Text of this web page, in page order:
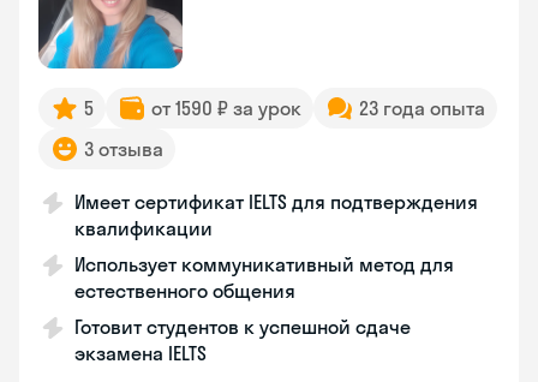
5 от 1590 ₽ за урок
23 года опыта
3 отзыва
Имеет сертификат IELTS для подтверждения
квалификации
Использует коммуникативный метод для
естественного общения
Готовит студентов к успешной сдаче
экзамена IELTS